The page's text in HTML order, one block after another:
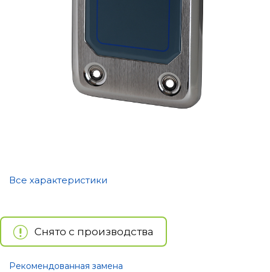
Все характеристики
Снято с производства
Рекомендованная замена